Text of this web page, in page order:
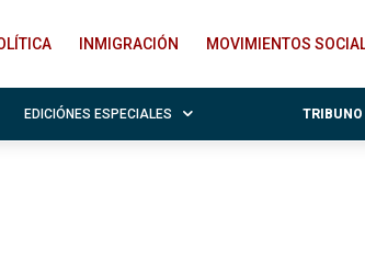
INMIGRACIÓN MOVIMIENTOS
EDICIÓNES ESPECIALES